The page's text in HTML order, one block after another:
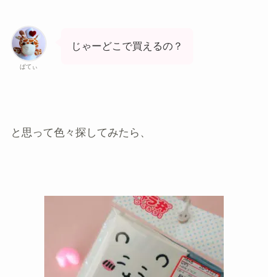
ぱてぃ
じゃーどこで買えるの？
と思って色々探してみたら、